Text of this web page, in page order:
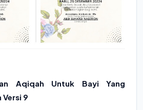
Aqiqah Untuk Bayi Yang
Versi 9